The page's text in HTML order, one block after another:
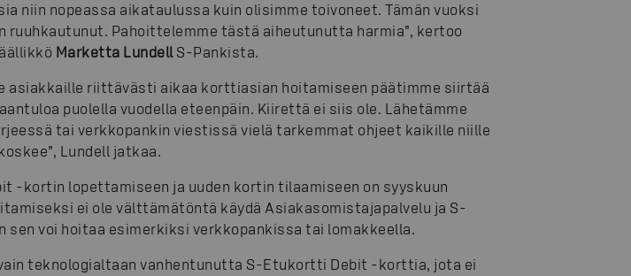
niin nopeassa aikataulussa kuin olisimme toivoneet. Tämän vuoksi
ruuhkautunut. Pahoittelemme tästä aiheutunutta harmia”, kertoo
Marketta LundellS-Pankista.
asiakkaille riittävästi aikaa korttiasian hoitamiseen päätimme siirtää
puolella vuodella eteenpäin. Kiirettä ei siis ole. Lähetämme
tai verkkopankin viestissä vielä tarkemmat ohjeet kaikille niille
Lundell jatkaa.
-kortin lopettamiseen ja uuden kortin tilaamiseen on syyskuun
ei ole välttämätöntä käydä Asiakasomistajapalvelu ja S-
sen voi hoitaa esimerkiksi verkkopankissa tai lomakkeella.
teknologialtaan vanhentunutta S-Etukortti Debit -korttia, jota ei